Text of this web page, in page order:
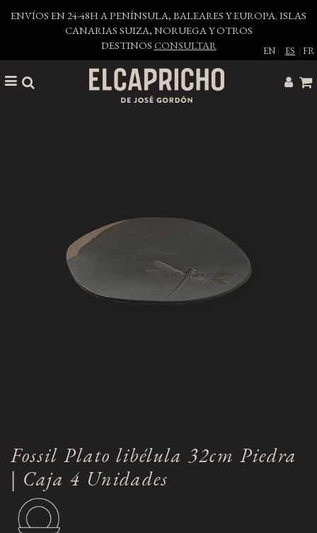
ENVÍOS EN 24-48H A PENÍNSULA, BALEARES Y EUROPA. ISLAS
CANARIAS SUIZA, NORUEGA Y OTROS
DESTINOS CONSULTAR EN | ES |FR
Fossil Plato libélula 32cm Piedra
| Caja 4 Unidades